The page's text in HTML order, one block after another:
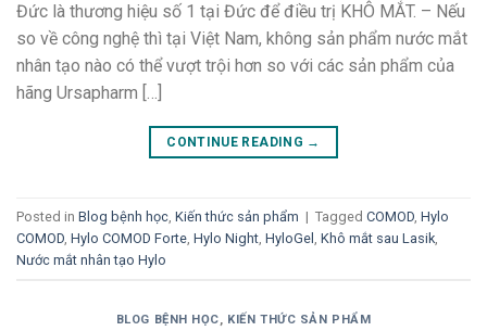
Đức là thương hiệu số 1 tại Đức để điều trị KHÔ MẮT. – Nếu
so về công nghệ thì tại Việt Nam, không sản phẩm nước mắt
nhân tạo nào có thể vượt trội hơn so với các sản phẩm của
hãng Ursapharm […]
CONTINUE READING →
Posted in Blog bệnh học Kiến thức sản phẩm | Tagged COMOD Hylo
COMOD Hylo COMOD Forte Hylo Night HyloGel Khô mắt sau Lasik
Nước mắt nhân tạo Hylo
BLOG BỆNH HỌC, KIẾN THỨC SẢN PHẨM